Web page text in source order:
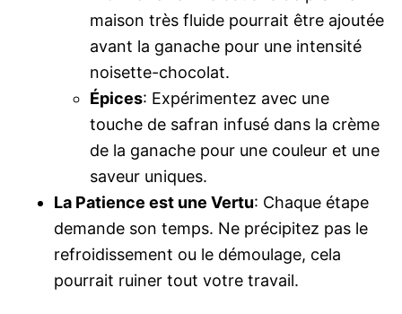
maison très fluide pourrait être ajoutée
avant la ganache pour une intensité
noisette-chocolat.
Épices: Expérimentez avec une
touche de safran infusé dans la crème
de la ganache pour une couleur et une
saveur uniques.
La Patience est une Vertu: Chaque étape
demande son temps. Ne précipitez pas le
refroidissement ou le démoulage, cela
pourrait ruiner tout votre travail.